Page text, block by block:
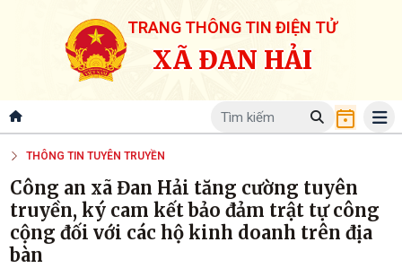
TRANG THÔNG TIN ĐIỆN TỬ
XÃ ĐAN HẢI
THÔNG TIN TUYÊN TRUYỀN
Công an xã Đan Hải tăng cường tuyên
truyền, ký cam kết bảo đảm trật tự công
cộng đối với các hộ kinh doanh trên địa
bàn